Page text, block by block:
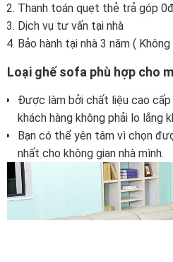
Thanh toán quẹt thẻ trả góp
Dịch vụ tư vấn tại nhà
Bảo hành tại nhà 3 năm (
Loại ghế sofa phù hợp cho
Được làm bởi chất liệu cao
khách hàng không phải lo lắng
Bạn có thể yên tâm vì chọn
nhất cho không gian nhà mình.